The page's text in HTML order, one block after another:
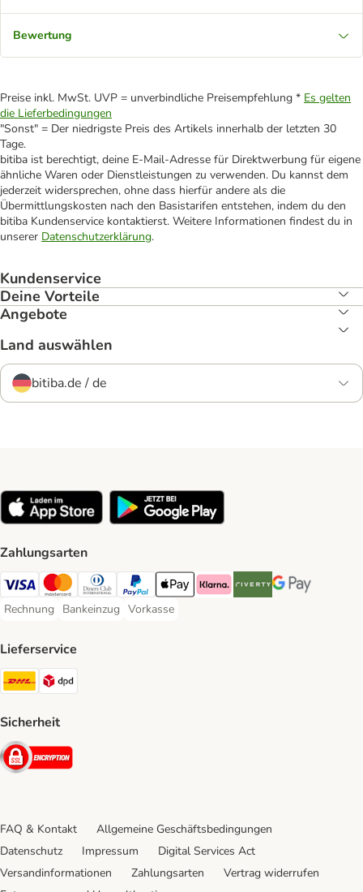
Bewertung
Preise inkl. MwSt. UVP = unverbindliche Preisempfehlung * Es gelten
die Lieferbedingungen
"Sonst" = Der niedrigste Preis des Artikels innerhalb der letzten 30
Tage.
bitiba ist berechtigt, deine E-Mail-Adresse für Direktwerbung für eigene
ähnliche Waren oder Dienstleistungen zu verwenden. Du kannst dem
jederzeit widersprechen, ohne dass hierfür andere als die
Übermittlungskosten nach den Basistarifen entstehen, indem du den
bitiba Kundenservice kontaktierst. Weitere Informationen findest du in
unserer Datenschutzerklärung.
Kundenservice
Deine Vorteile
Angebote
Land auswählen
bitiba.de / de
Zahlungsarten
Visa Payment Method
Mastercard Payment Method
Diners Club Payment Method
PayPal Payment Method
Apple Pay Payment Method
Klarna Payment Method
Riverty Payment Method
Google Pay
Rechnung
Rechnung Payment Method
Bankeinzug
Bankeinzug Payment Method
Vorkasse
Vorkasse Payment Method
Lieferservice
DHL Shipping Method
Sicherheit
Security
FAQ & Kontakt
Allgemeine Geschäftsbedingungen
Datenschutz
Impressum
Digital Services Act
Versandinformationen
Zahlungsarten
Vertrag widerrufen